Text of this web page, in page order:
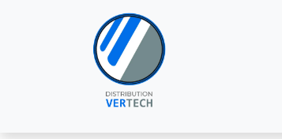
Se rendre au contenu